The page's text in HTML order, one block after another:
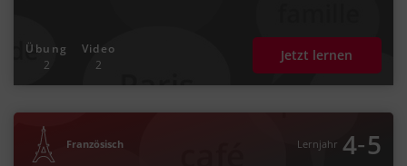
Übung
2
Video
2
Jetzt lernen
Französisch Lernjahr 4‐5